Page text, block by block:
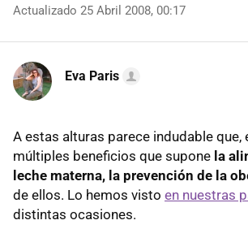
Actualizado 25 Abril 2008, 00:17
Eva Paris
A estas alturas parece indudable que,
múltiples beneficios que supone la
leche materna, la prevención de la
de ellos. Lo hemos visto en nuestras
distintas ocasiones.